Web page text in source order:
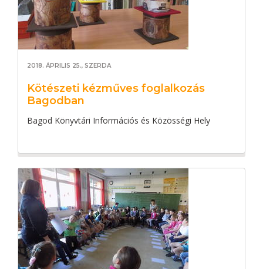
2018. ÁPRILIS 25., SZERDA
Kötészeti kézműves foglalkozás
Bagodban
Bagod Könyvtári Információs és Közösségi Hely